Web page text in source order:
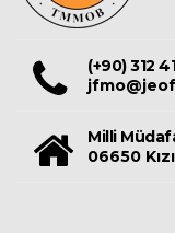
(+90) 312
Milli
06650